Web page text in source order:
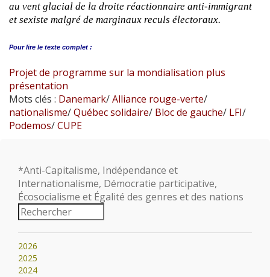
au vent glacial de la droite réactionnaire anti-immigrant
et sexiste malgré de marginaux reculs électoraux.
Pour lire le texte complet :
Projet de programme sur la mondialisation plus
présentation
Mots clés : Danemark/Alliance rouge-verte/
nationalisme/Québec solidaire/ Bloc de gauche/ LFI/
Podemos/CUPE
*Anti-Capitalisme, Indépendance et
Internationalisme, Démocratie participative,
Écosocialisme et Égalité des genres et des nations
2026
2025
2024